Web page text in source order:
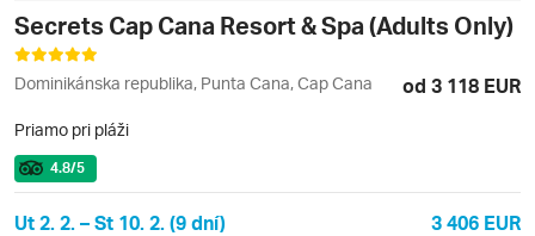
Secrets Cap Cana Resort & Spa (Adults Only)
Dominikánska republika, Punta Cana, Cap Cana od 3 118 EUR
Priamo pri pláži
4.8/5
Ut 2. 2. – St 10. 2. (9 dní) 3 406 EUR